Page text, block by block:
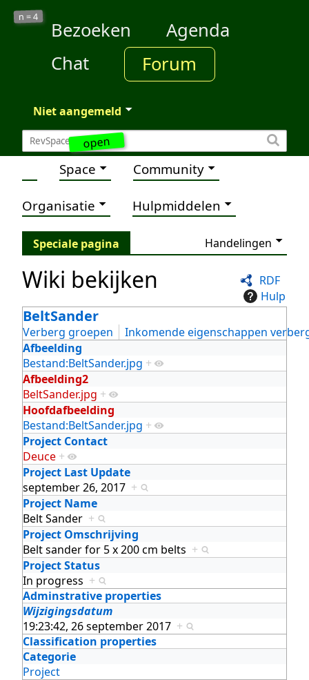
open
n =4
Bezoeken
Agenda
Chat
Forum
Niet aangemeld
Space Community
Organisatie Hulpmiddelen
Speciale pagina Handelingen
RDF
Hulp
Wiki bekijken
BeltSander
Verberg groepen
Inkomende eigenschappen
Afbeelding
Bestand:BeltSander.jpg +
Afbeelding2
BeltSander.jpg +
Hoofdafbeelding
Bestand:BeltSander.jpg +
Project Contact
Deuce +
Project Last Update
september 26, 2017 +
Project Name
Belt Sander +
Project Omschrijving
Belt sander for 5 x 200 cm belts +
Project Status
In progress +
Adminstrative properties
Wijzigingsdatum
19:23:42, 26 september 2017 +
Classification properties
Categorie
Project